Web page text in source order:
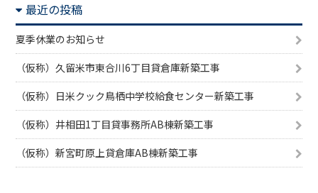
最近の投稿
夏季休業のお知らせ
（仮称）久留米市東合川6丁目貸倉庫新築工事
（仮称）日米クック鳥栖中学校給食センター新築工事
（仮称）井相田1丁目貸事務所AB棟新築工事
（仮称）新宮町原上貸倉庫AB棟新築工事